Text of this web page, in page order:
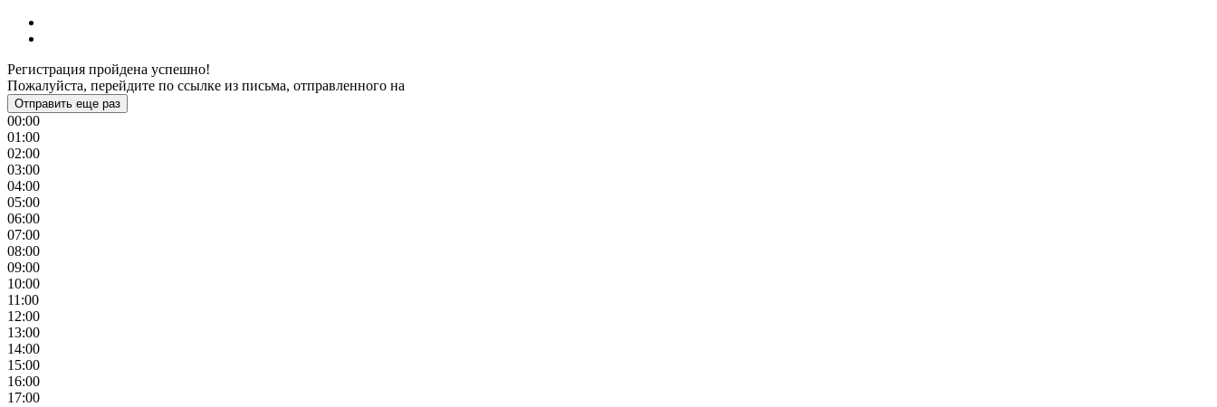
Регистрация пройдена успешно!
Пожалуйста, перейдите по ссылке из письма, отправленного на
Отправить еще раз
00:00
01:00
02:00
03:00
04:00
05:00
06:00
07:00
08:00
09:00
10:00
11:00
12:00
13:00
14:00
15:00
16:00
17:00